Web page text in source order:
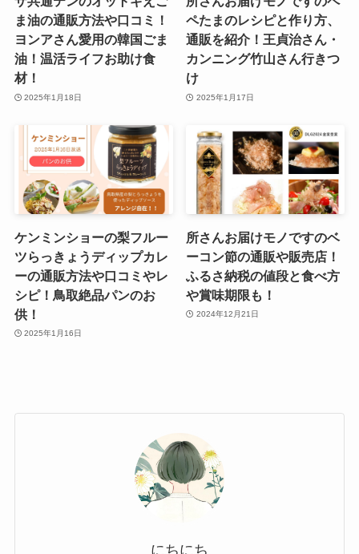
ま油の通販方法や口コミ！
ヨンアさん愛用の韓国ごま
油！温活ライフお助け食
材！
2025年1月18日
ペたまのレシピと作り方、
通販を紹介！王貞治さん・
カンニング竹山さん行きつ
け
2025年1月17日
ケンミンショーの梨フルー
ツらっきょうディップカレ
ーの通販方法や口コミやレ
シピ！鳥取絶品パンのお
供！
2025年1月16日
所さんお届けモノですのベ
ーコン節の通販や販売店！
ふるさ納税の値段と食べ方
や賞味期限も！
2024年12月21日
にちにち